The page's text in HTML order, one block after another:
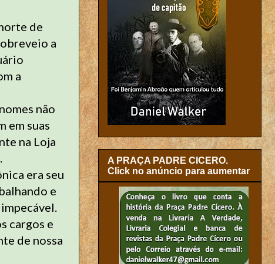
de
a
a
não
em suas
na Loja
era seu
e
cargos e
de nossa
A PRAÇA PADRE CICERO.
Click no anúncio para aumentar